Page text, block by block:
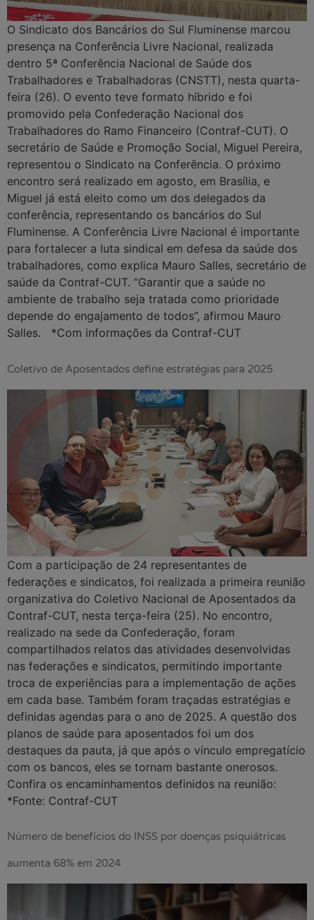
O Sindicato dos Bancários do Sul Fluminense marcou
presença na Conferência Livre Nacional, realizada
dentro 5ª Conferência Nacional de Saúde dos
Trabalhadores e Trabalhadoras (CNSTT), nesta quarta-
feira (26). O evento teve formato híbrido e foi
promovido pela Confederação Nacional dos
Trabalhadores do Ramo Financeiro (Contraf-CUT). O
secretário de Saúde e Promoção Social, Miguel Pereira,
representou o Sindicato na Conferência. O próximo
encontro será realizado em agosto, em Brasília, e
Miguel já está eleito como um dos delegados da
conferência, representando os bancários do Sul
Fluminense. A Conferência Livre Nacional é importante
para fortalecer a luta sindical em defesa da saúde dos
trabalhadores, como explica Mauro Salles, secretário de
saúde da Contraf-CUT. “Garantir que a saúde no
ambiente de trabalho seja tratada como prioridade
depende do engajamento de todos”, afirmou Mauro
Salles. *Com informações da Contraf-CUT
Coletivo de Aposentados define estratégias para 2025
Com a participação de 24 representantes de
federações e sindicatos, foi realizada a primeira reunião
organizativa do Coletivo Nacional de Aposentados da
Contraf-CUT, nesta terça-feira (25). No encontro,
realizado na sede da Confederação, foram
compartilhados relatos das atividades desenvolvidas
nas federações e sindicatos, permitindo importante
troca de experiências para a implementação de ações
em cada base. Também foram traçadas estratégias e
definidas agendas para o ano de 2025. A questão dos
planos de saúde para aposentados foi um dos
destaques da pauta, já que após o vínculo empregatício
com os bancos, eles se tornam bastante onerosos.
Confira os encaminhamentos definidos na reunião:
*Fonte: Contraf-CUT
Número de benefícios do INSS por doenças psiquiátricas
aumenta 68% em 2024